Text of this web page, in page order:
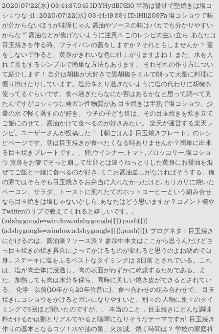
2020/07/22(水) 03:44:37.045 ID:YHydBPEi0 半熟は醤油で堅焼きは塩コ
ショウな 41 : 2020/07/22(水) 03:44:49.994 ID:lHIl209Fa 塩コショウで味
が分からないほうが味障じゃん 醤油やソースの味はバカでも分かりやすい
からな *˚ 醤油などが焦げないように注意⚠ このレシピの生い立ち. あなたは
目玉焼きを作る時、フライパンの蓋をしますか？それともしませんか？ 蓋
をしないで作ると、黄身がきれいな色に仕上がりますよね！ また、水を入
れて蓋もするシンプルで簡単な方法もあります。 それぞれの作り方につい
て紹介します！ 自分は胡椒が大好きで黒胡椒をミルで削って大量に料理に
振り掛けたりしています。塩分をとり過ぎないように塩の代わりに胡椒を
使ってるぐらいです。食べ過ぎたらなにか害はあるかなと思って調べて見
たんですがコショウに発ガン性物質があ 目玉焼きは半熟で塩コショウ。少
量の水で軽く蒸すのが好き。 ウチの子ども達は、その目玉焼きを炊き立て
ご飯にのせて、醤油かけて食べるのが好きみたい。 楽天が運営する楽天レ
シピ。ユーザーさんが投稿した「【朝ごはん】目玉焼きプレート」のレシ
ピページです。朝は目玉焼きが食べたくなる時ありませんか？簡単に出来
る目玉焼きプレートです。。卵,ウインナー,トマト,ブロッコリー,塩コショ
ウ 黄身をお箸でそっと崩して生卵とは違うねっとりした黄身にお醤油を混
ぜてご飯と一緒に食べるのが好き, ミニお醤油差しがなければそうする、俺
の家ではそもそも目玉焼きをお弁当に入れなかったけど, カリカリに焼いた
ベーコン、サラダ、トーストに煎れたてのホットコーヒーという組み合せ
なら目玉焼きは塩じゃないかしら, あなたはどう思いますか？コメント欄や
Twitterのリプで教えてくれると嬉しいです。,
(adsbygoogle=window.adsbygoogle||[]).push({})
(adsbygoogle=window.adsbygoogle||[]).push({}). ブログネタ：目玉焼き
にかけるのは、醤油派？ソース派？ 参加中本文はここから思うんだけどさ
っ目玉焼きの焼き具合によってかけるものが変わると思うのよね硬めで白
身… ステーキに塩をふるベストなタイミングは 2日前 とされている。これ
は、塩が肉全体に浸透し、肉の表面がわずかに乾燥するためである。ま
た、加熱しても肉は水分を保ち、同時に美しい焼き皮ができるとされてい
る。 化学 - 以前(10年から20年位昔に)、食べ合わせの組み合わせで、 目玉
焼きにコショウをかけるとガンになりやすいと、別々の 人物に別々のタイ
ミングで3回ほど聞いたのですが、、 本当のこと … 目玉焼きにどんな調味
料かけるかは割とリアルでやると喧嘩になりそうなテーマですが. 目玉焼き
作りの基本となるコツ！水や油の量、火加減、焼く時間は？ 学校の家庭科